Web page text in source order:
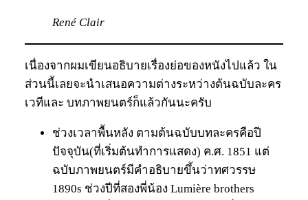
René Clair
เนื่องจากผมเขียนอธิบายเรื่องย่อของหนังไปแล้ว ใน
ส่วนนี้เลยจะนำเสนอความต่างระหว่างต้นฉบับละคร
เวทีและ บทภาพยนตร์ก็แล้วกันนะครับ
ช่วงเวลาพื้นหลัง ตามต้นฉบับบทละครคือปี
ปัจจุบัน(ที่เริ่มต้นทำการแสดง) ค.ศ. 1851 แต่
ฉบับภาพยนตร์มีคำอธิบายขึ้นว่าทศวรรษ
1890s ช่วงปีที่สองพี่น้อง Lumière brothers